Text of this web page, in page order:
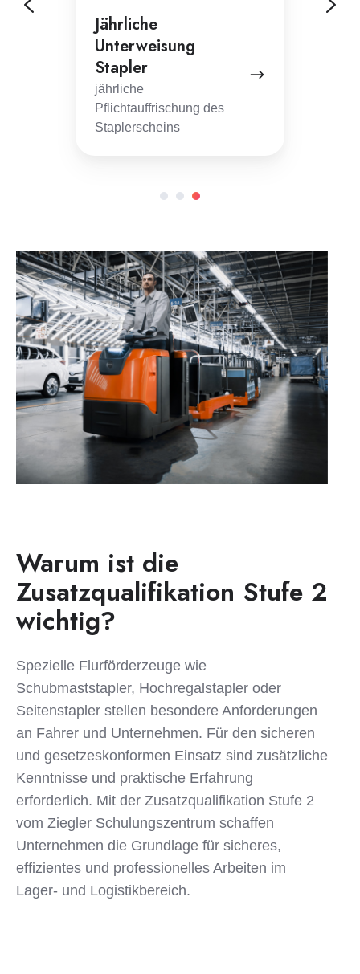
Jährliche
Unterweisung
Stapler
jährliche
Pflichtauffrischung des
Staplerscheins
Warum ist die
Zusatzqualifikation Stufe 2
wichtig?
Spezielle Flurförderzeuge wie
Schubmaststapler, Hochregalstapler oder
Seitenstapler stellen besondere Anforderungen
an Fahrer und Unternehmen. Für den sicheren
und gesetzeskonformen Einsatz sind zusätzliche
Kenntnisse und praktische Erfahrung
erforderlich. Mit der Zusatzqualifikation Stufe 2
vom Ziegler Schulungszentrum schaffen
Unternehmen die Grundlage für sicheres,
effizientes und professionelles Arbeiten im
Lager- und Logistikbereich.